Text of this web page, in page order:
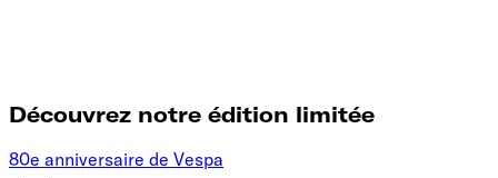
Découvrez notre édition limitée
80e anniversaire de Vespa